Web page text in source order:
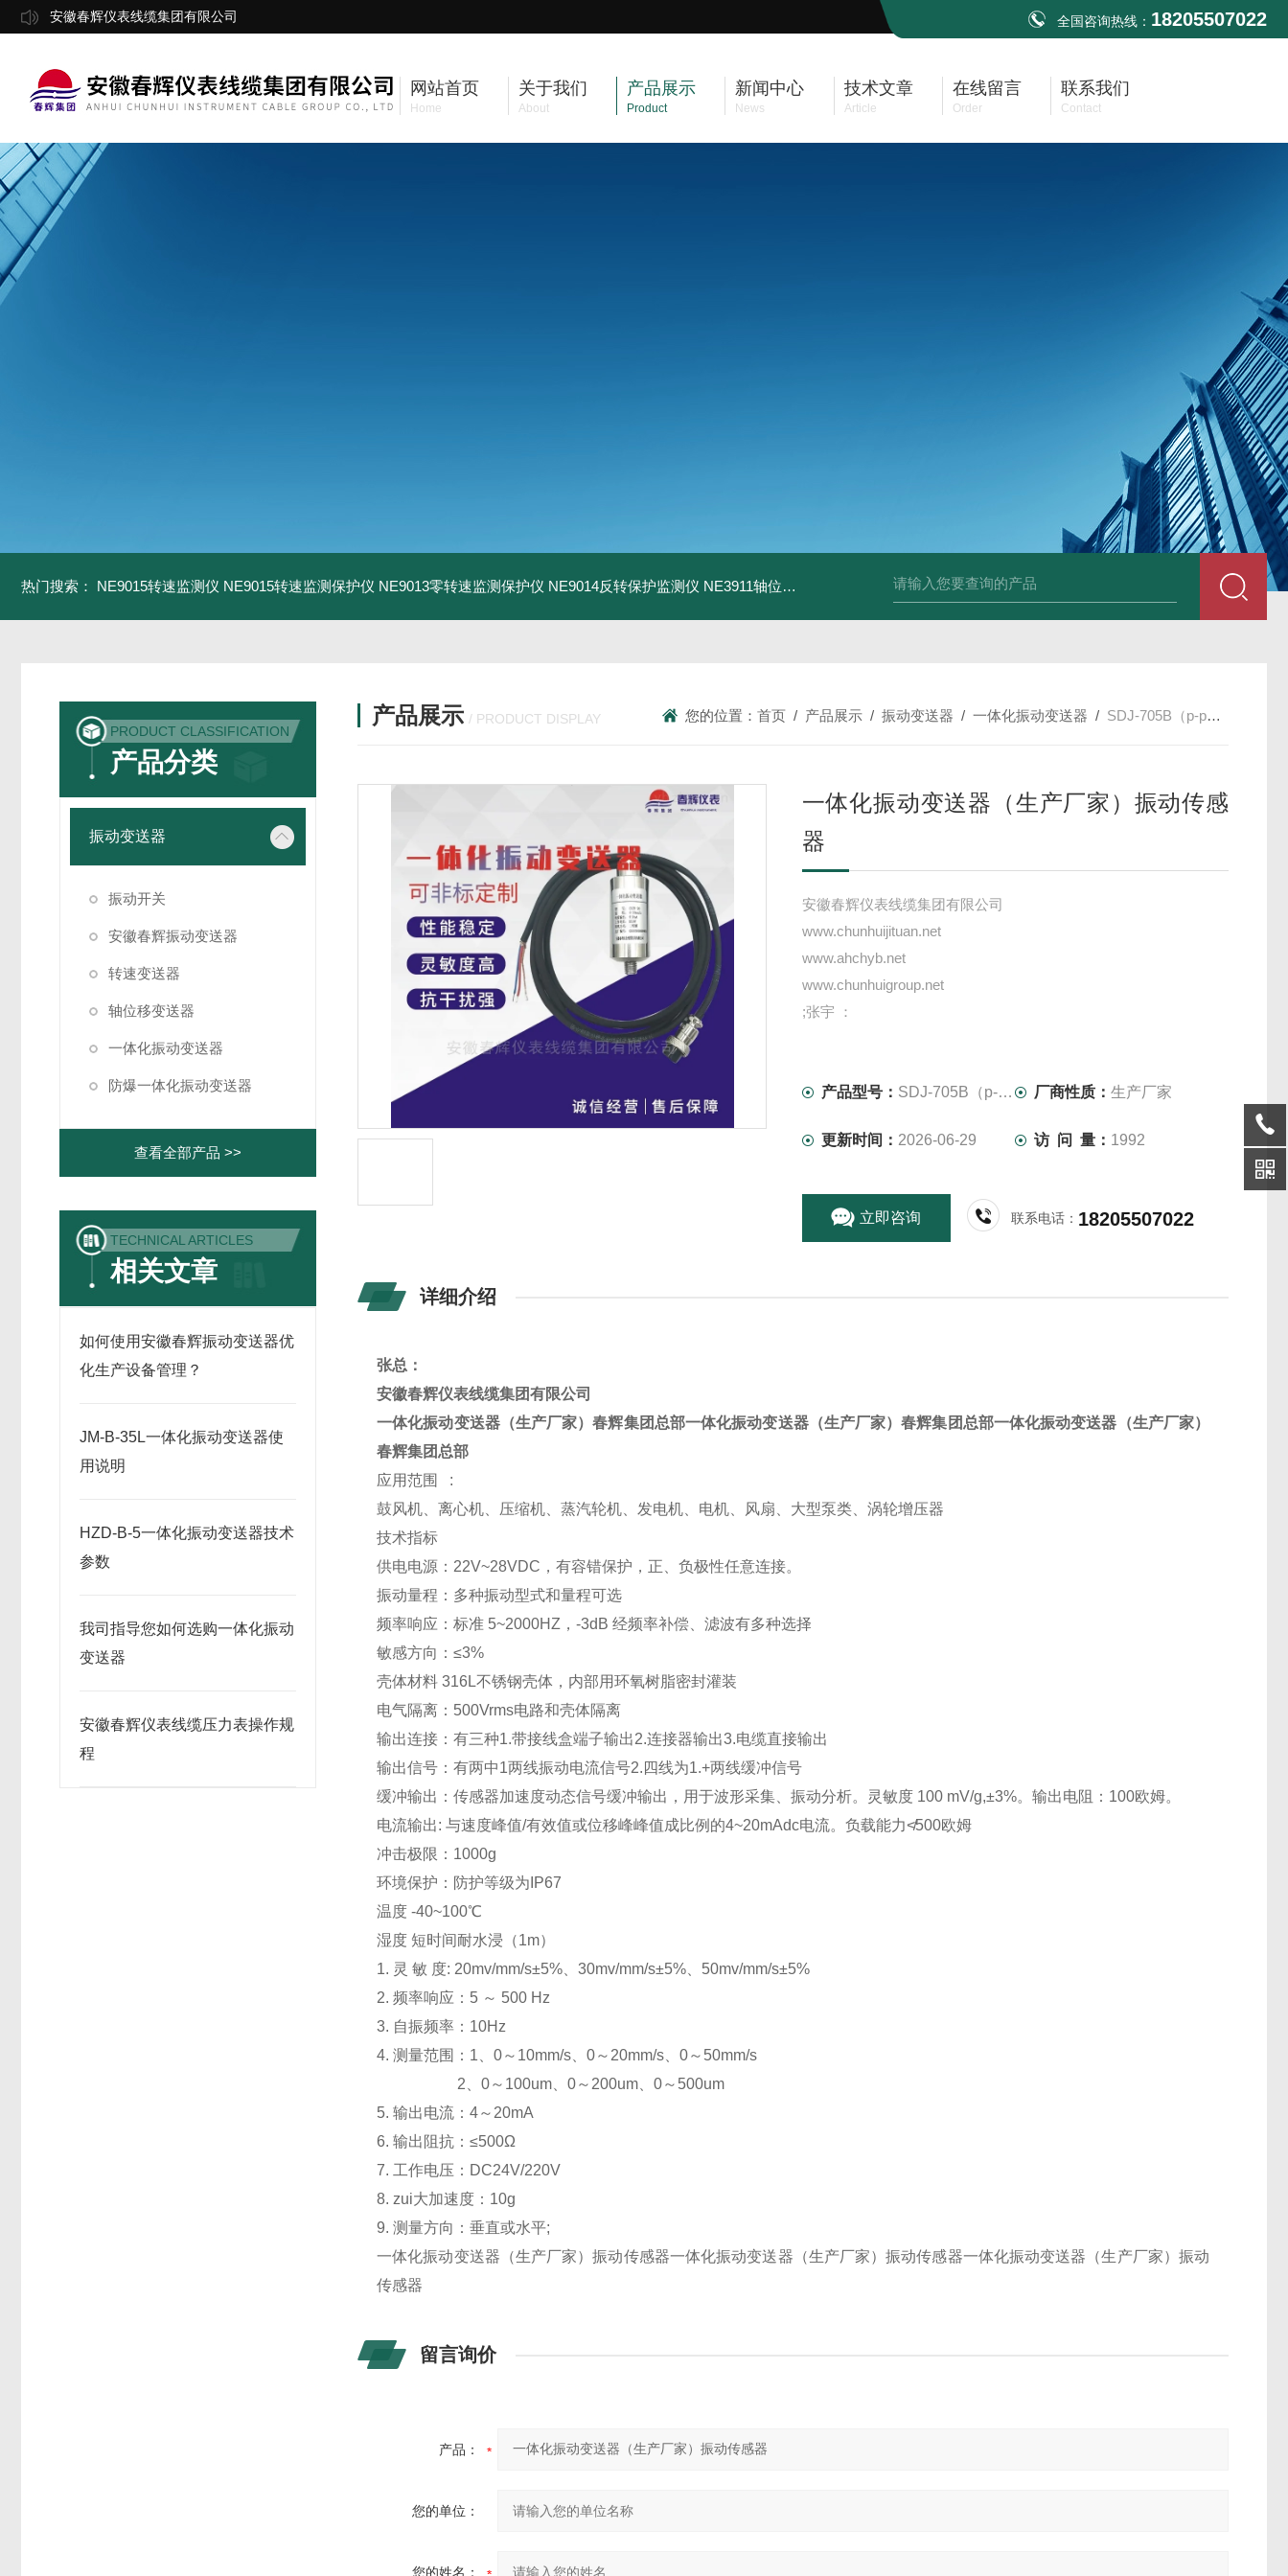
安徽春辉仪表线缆集团有限公司 全国咨询热线： 18205507022
网站首页
Home
关于我们
About
产品展示
Product
新闻中心
News
技术文章
Article
在线留言
Order
联系我们
Contact
热门搜索： NE9015转速监测仪 NE9015转速监测保护仪 NE9013零转速监测保护仪 NE9014反转保护监测仪 NE3911轴位移变送器 NE3931热膨胀变送器 NE3941E轴承振动速度变送器 NE3951E轴承
PRODUCT CLASSIFICATION
产品分类
振动变送器
振动开关
安徽春辉振动变送器
转速变送器
轴位移变送器
一体化振动变送器
防爆一体化振动变送器
查看全部产品 >>
TECHNICAL ARTICLES
相关文章
如何使用安徽春辉振动变送器优
化生产设备管理？
JM-B-35L一体化振动变送器使
用说明
HZD-B-5一体化振动变送器技术
参数
我司指导您如何选购一体化振动
变送器
安徽春辉仪表线缆压力表操作规
程
产品展示 / PRODUCT DISPLAY 您的位置：首页 / 产品展示 /振动变送器 /一体化振动变送器 / SDJ-705B（p-p）一体化振动变送器（生产厂家）振动传感器
一体化振动变送器（生产厂家）振动传感
器
安徽春辉仪表线缆集团有限公司
www.chunhuijituan.net
www.ahchyb.net
www.chunhuigroup.net
;张宇 ：
振动速度传感器
风机报警器
产品型号： SDJ-705B（p-p） 厂商性质：生产厂家
更新时间： 2026-06-29 访 问 量： 1992
立即咨询 联系电话： 18205507022
详细介绍
张总：
安徽春辉仪表线缆集团有限公司
一体化振动变送器（生产厂家）春辉集团总部一体化振动变送器（生产厂家）春辉集团总部一体化振动变送器（生产厂家）
春辉集团总部
应用范围 :
鼓风机、离心机、压缩机、蒸汽轮机、发电机、电机、风扇、大型泵类、涡轮增压器
技术指标
供电电源：22V~28VDC，有容错保护，正、负极性任意连接。
振动量程：多种振动型式和量程可选
频率响应：标准 5~2000HZ，-3dB 经频率补偿、滤波有多种选择
敏感方向：≤3%
壳体材料 316L不锈钢壳体，内部用环氧树脂密封灌装
电气隔离：500Vrms电路和壳体隔离
输出连接：有三种1.带接线盒端子输出2.连接器输出3.电缆直接输出
输出信号：有两中1两线振动电流信号2.四线为1.+两线缓冲信号
缓冲输出：传感器加速度动态信号缓冲输出，用于波形采集、振动分析。灵敏度 100 mV/g,±3%。输出电阻：100欧姆。
电流输出: 与速度峰值/有效值或位移峰峰值成比例的4~20mAdc电流。负载能力≮500欧姆
冲击极限：1000g
环境保护：防护等级为IP67
温度 -40~100℃
湿度 短时间耐水浸（1m）
1. 灵 敏 度: 20mv/mm/s±5%、30mv/mm/s±5%、50mv/mm/s±5%
2. 频率响应：5 ～ 500 Hz
3. 自振频率：10Hz
4. 测量范围：1、0～10mm/s、0～20mm/s、0～50mm/s
2、0～100um、0～200um、0～500um
5. 输出电流：4～20mA
6. 输出阻抗：≤500Ω
7. 工作电压：DC24V/220V
8. zui大加速度：10g
9. 测量方向：垂直或水平;
一体化振动变送器（生产厂家）振动传感器一体化振动变送器（生产厂家）振动传感器一体化振动变送器（生产厂家）振动
传感器
留言询价
产品：
您的单位：
您的姓名：